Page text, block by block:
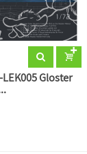
Gloster